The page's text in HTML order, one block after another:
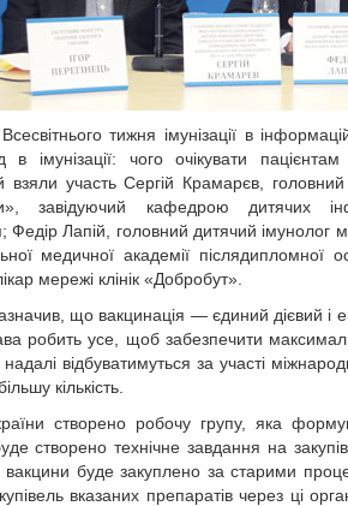
тижня імунізації в
в імунізації: чого очікувати
взяли участь Сергій Крамарєв,
завідуючий кафедрою дитячих
Лапій, головний дитячий імунолог
медичної академії
мережі клінік «Добробут».
що вакцинація — єдиний дієвий і
робить усе, щоб забезпечити
надалі відбуватимуться за участі
кількість.
створено робочу групу, яка
створено технічне завдання на
буде закуплено за старими
вказаних препаратів через ці